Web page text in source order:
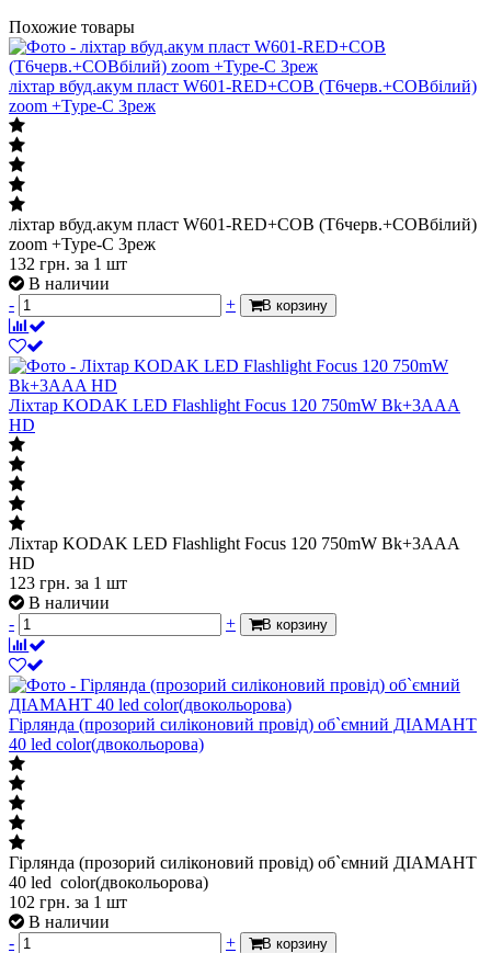
Похожие товары
ліхтар вбуд.акум пласт W601-RED+COB (T6черв.+COBбілий)
zoom +Type-C 3реж
ліхтар вбуд.акум пласт W601-RED+COB (T6черв.+COBбілий)
zoom +Type-C 3реж
132 грн. за 1 шт
В наличии
-
+ В корзину
Ліхтар KODAK LED Flashlight Focus 120 750mW Bk+3AAA
HD
Ліхтар KODAK LED Flashlight Focus 120 750mW Bk+3AAA
HD
123 грн. за 1 шт
В наличии
-
+ В корзину
Гірлянда (прозорий силіконовий провід) об`ємний ДІАМАНТ
40 led color(двокольорова)
Гірлянда (прозорий силіконовий провід) об`ємний ДІАМАНТ
40 led color(двокольорова)
102 грн. за 1 шт
В наличии
-
+ В корзину